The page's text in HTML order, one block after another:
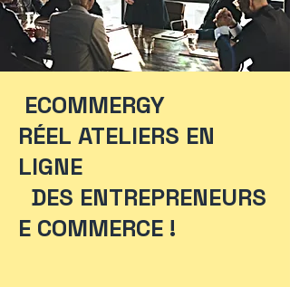
ECOMMERGY
RÉEL ATELIERS EN
LIGNE
DES ENTREPRENEURS
E COMMERCE !